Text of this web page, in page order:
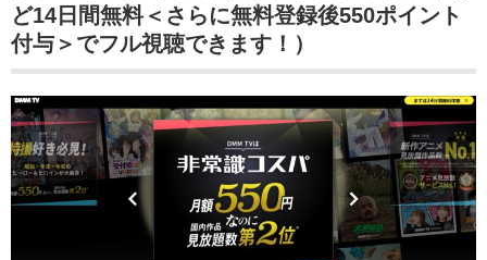
ど14日間無料＜さらに無料登録後550ポイント
付与＞でフル視聴できます！）